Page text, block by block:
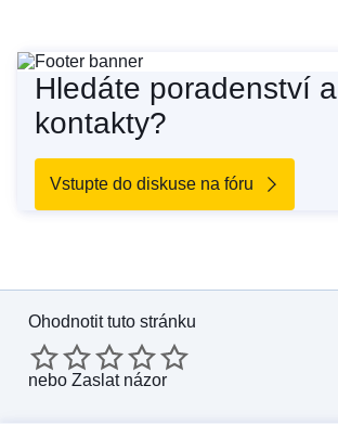
Hledáte poradenství a
kontakty?
Vstupte do diskuse na fóru
Ohodnotit tuto stránku
nebo Zaslat názor